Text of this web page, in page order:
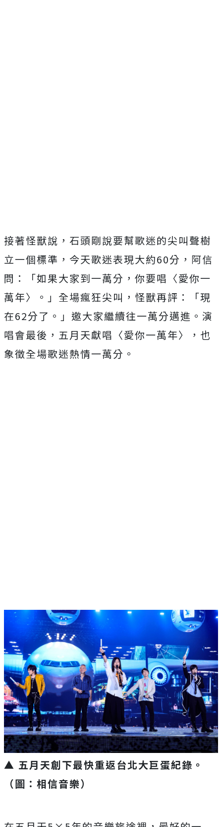
接著怪獸說， 石頭剛說要幫歌迷的尖叫聲樹
立一個標準，今天歌迷表現大約60分 ，阿信
問：「如果大家到一萬分，你要唱〈愛你一
萬年〉。」 全場瘋狂尖叫，怪獸再評：「現
在62分了。」 邀大家繼續往一萬分邁進。演
唱會最後，五月天獻唱〈愛你一萬年〉
，也
象徵全場歌迷熱情一萬分。
▲ 五月天創下最快重返台北大巨蛋紀錄。
（圖：相信音樂）